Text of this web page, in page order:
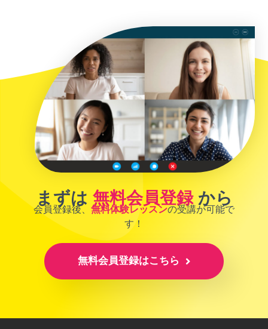
まずは 無料会員登録から
会員登録後、 無料体験レッスンの受講が可能で
す！
無料会員登録はこちら